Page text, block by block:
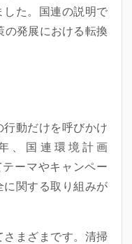
た。国連の説明で
の発展における転換
動だけを呼びかけ
、国連環境計画
テーマやキャンペー
に関する取り組みが
まざまです。清掃